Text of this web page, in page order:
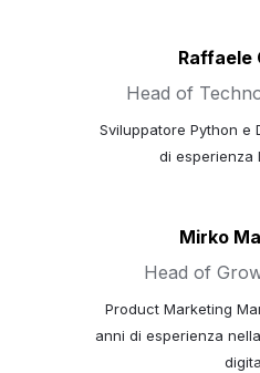
Raffaele
Head of
Sviluppatore Python e
di esperienza
Mirko
Head of
Product Marketing
anni di esperienza